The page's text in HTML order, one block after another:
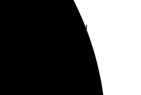
Выбор материалов и